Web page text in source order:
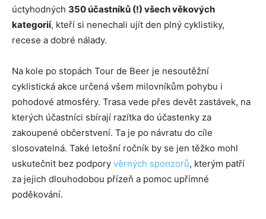
úctyhodných 350 účastníků (!) všech věkových
kategorií, kteří si nenechali ujít den plný cyklistiky,
recese a dobré nálady.
Na kole po stopách Tour de Beer je nesoutěžní
cyklistická akce určená všem milovníkům pohybu i
pohodové atmosféry. Trasa vede přes devět zastávek, na
kterých účastníci sbírají razítka do účastenky za
zakoupené občerstvení. Ta je po návratu do cíle
slosovatelná. Také letošní ročník by se jen těžko mohl
uskutečnit bez podpory věrných sponzorů, kterým patří
za jejich dlouhodobou přízeň a pomoc upřímné
poděkování.